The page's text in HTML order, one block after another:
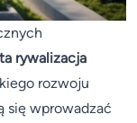
rywalizacja
rozwoju
się wprowadzać